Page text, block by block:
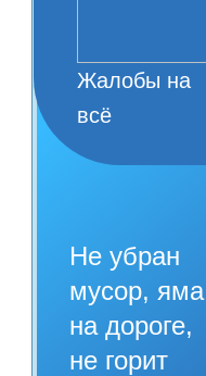
Жалобы на
всё
Не убран
мусор, яма
на дороге,
не горит